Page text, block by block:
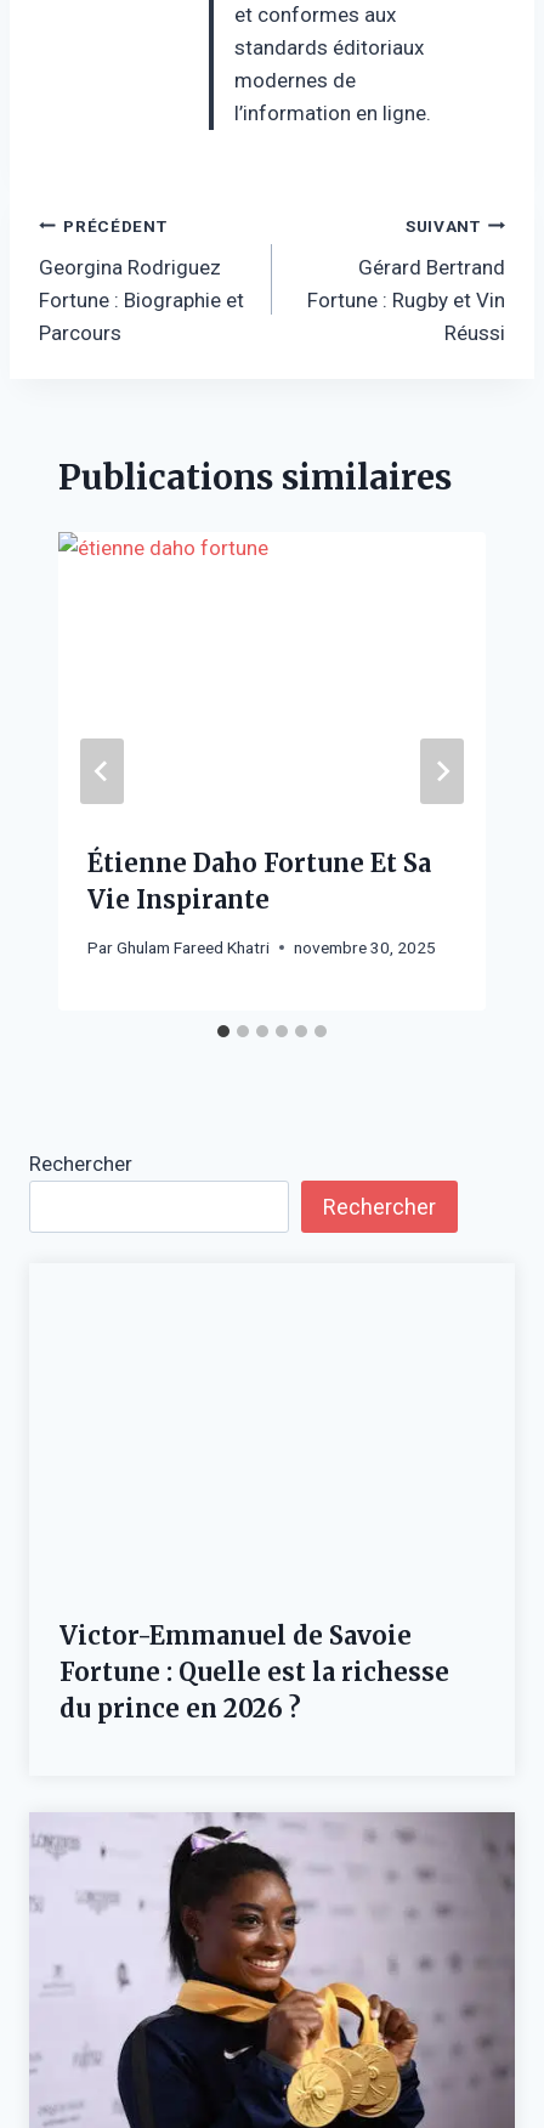
et conformes aux
standards éditoriaux
modernes de
l’information en ligne.
Navigation
de
l’article
PRÉCÉDENT
Georgina Rodriguez
Fortune : Biographie et
Parcours
SUIVANT
Gérard Bertrand
Fortune : Rugby et Vin
Réussi
Publications similaires
Étienne Daho Fortune Et Sa
Vie Inspirante
ParGhulam Fareed Khatri novembre 30, 2025
Rechercher
Rechercher
Victor-Emmanuel de Savoie
Fortune : Quelle est la richesse
du prince en 2026 ?